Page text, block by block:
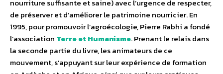
nourriture suffisante et saine) avec l’urgence de respecter,
de préserver et d’améliorer le patrimoine nourricier. En
1995, pour promouvoir l’agroécologie, Pierre Rabhi a fondé
l’association Terre et Humanisme. Prenant le relais dans
la seconde partie du livre, les animateurs de ce
mouvement, s’appuyant sur leur expérience de formation